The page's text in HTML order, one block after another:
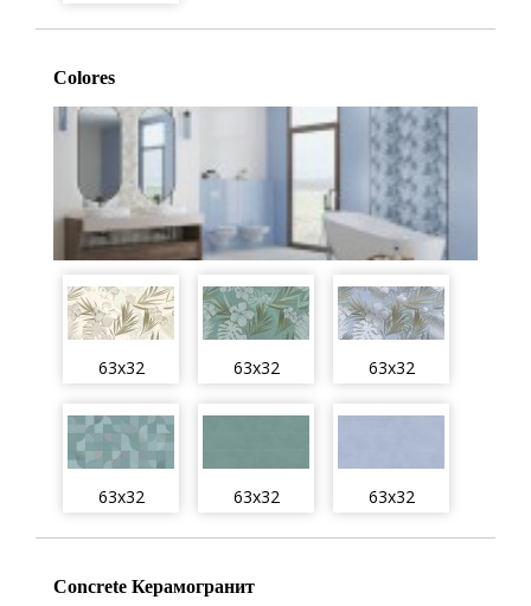
Colores
63x32 63x32 63x32
63x32 63x32 63x32
Concrete Керамогранит